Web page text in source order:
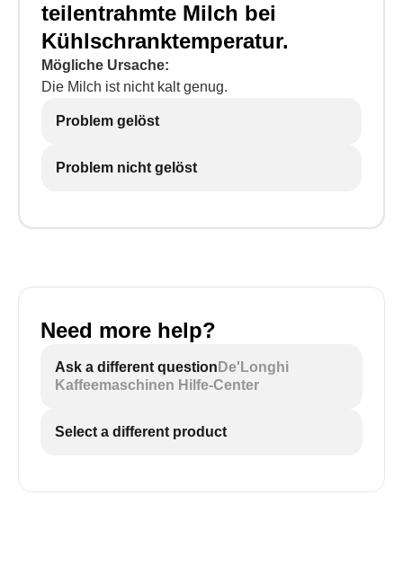
teilentrahmte Milch bei
Kühlschranktemperatur.
Mögliche Ursache:
Die Milch ist nicht kalt genug.
Problem gelöst
Problem nicht gelöst
Need more help?
Ask a different question De'Longhi
Kaffeemaschinen Hilfe-Center
Select a different product